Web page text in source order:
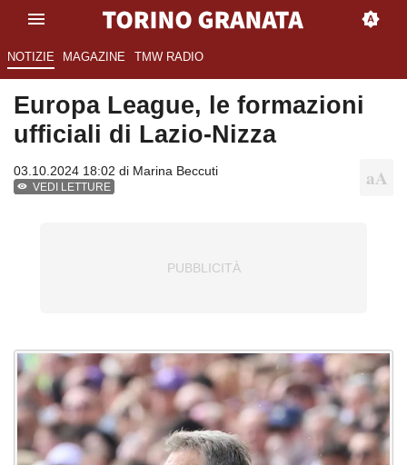
NOTIZIE MAGAZINE TMW RADIO
Europa League, le formazioni
ufficiali di Lazio-Nizza
03.10.2024 18:02 di Marina Beccuti
VEDI LETTURE